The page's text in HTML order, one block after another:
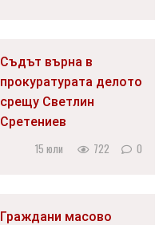
Съдът върна в
прокуратурата делото
срещу Светлин
Сретениев
15 юли 722 0
Граждани масово